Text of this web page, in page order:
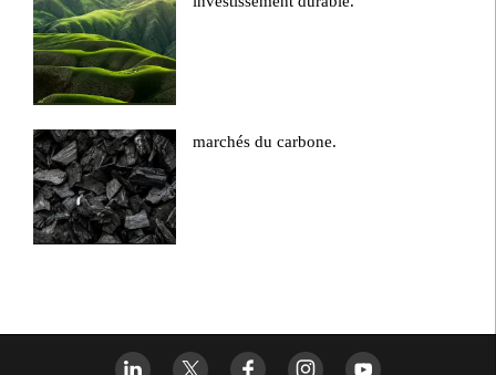
marchés du carbone.